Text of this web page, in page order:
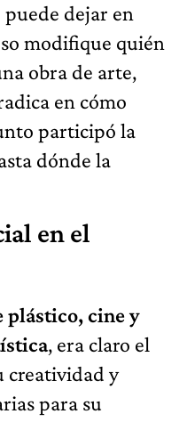
dejar en
modifique quién
obra de arte,
en cómo
participó la
dónde la
en el
cine y
, era claro el
creatividad y
para su